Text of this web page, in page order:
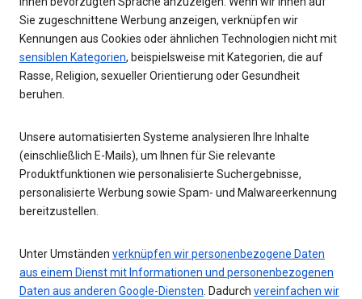
Sie zugeschnittene Werbung anzeigen, verknüpfen wir
Kennungen aus Cookies oder ähnlichen Technologien nicht mit
sensiblen Kategorien, beispielsweise mit Kategorien, die auf
Rasse, Religion, sexueller Orientierung oder Gesundheit
beruhen.
Unsere automatisierten Systeme analysieren Ihre Inhalte
(einschließlich E-Mails), um Ihnen für Sie relevante
Produktfunktionen wie personalisierte Suchergebnisse,
personalisierte Werbung sowie Spam- und Malwareerkennung
bereitzustellen.
Unter Umständen verknüpfen wir personenbezogene Daten
aus einem Dienst mit Informationen und personenbezogenen
Daten aus anderen Google-Diensten. Dadurch vereinfachen wir